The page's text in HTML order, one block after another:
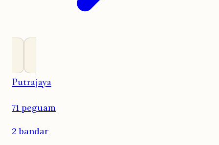
Putrajaya
71 peguam
2 bandar